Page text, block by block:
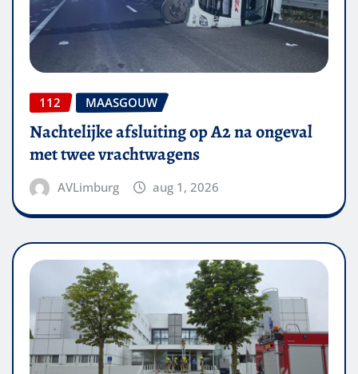
112 MAASGOUW
Nachtelijke afsluiting op A2 na ongeval
met twee vrachtwagens
AVLimburg aug 1, 2026